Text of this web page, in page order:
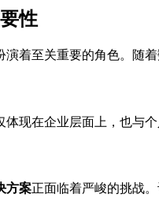
性
着至关重要的角色。随
现在企业层面上，也与个
方案正面临着严峻的挑战